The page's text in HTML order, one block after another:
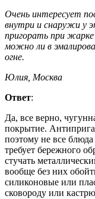
Очень интересует
внутри и снаружи у
пригорать при
можно ли в
огне.
Юлия, Москва
Ответ:
Да, все верно,
покрытие.
поэтому не все
требует бережного
стучать
вообще без них
силиконовые или
сковороду или